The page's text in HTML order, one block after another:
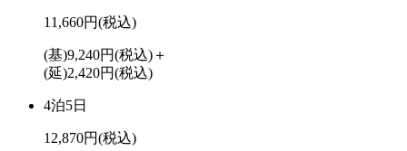
11,660円(税込)
(基)9,240円(税込)＋
(延)2,420円(税込)
4泊5日
12,870円(税込)